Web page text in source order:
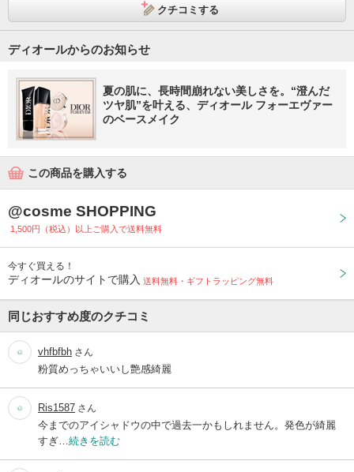
クチコミする
ディオールからのお知らせ
夏の肌に、長時間崩れない美しさを。“澄んだ
ツヤ肌”を叶える、ディオール フォーエヴァー
のベースメイク
この商品を購入する
@cosme SHOPPING
1,500円（税込）以上ご購入で送料無料
今すぐ買える！
ディオールのサイトで購入 送料無料・ギフトラッピング無料
同じおすすめ度のクチコミ
vhfbfbh さん
粉質めっちゃいいし艶感綺麗
Ris1587 さん
今までのアイシャドウの中で過去一かもしれません。発色が綺麗
すぎ… 続きを読む